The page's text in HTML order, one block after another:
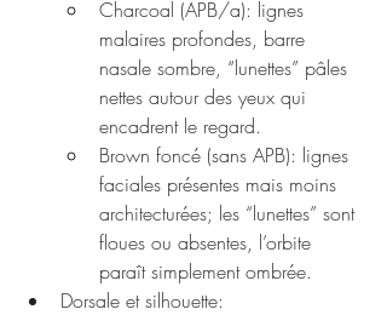
Charcoal (APB/a): lignes
malaires profondes, barre
nasale sombre, “lunettes” pâles
nettes autour des yeux qui
encadrent le regard.
Brown foncé (sans APB): lignes
faciales présentes mais moins
architecturées; les “lunettes” sont
floues ou absentes, l’orbite
paraît simplement ombrée.
Dorsale et silhouette: